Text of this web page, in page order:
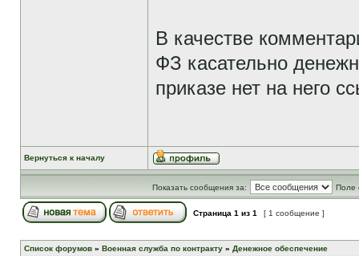
В качестве
ФЗ касательно
приказе нет на него
Вернуться к началу
Показать сообщения за: Поле
Страница 1 из 1 [ 1 сообщение ]
Список форумов » Военная служба по контракту » Денежное обеспечение